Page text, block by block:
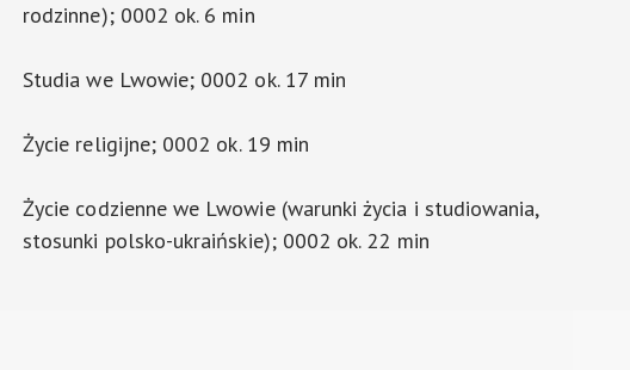
rodzinne); 0002 ok. 6 min
Studia we Lwowie; 0002 ok. 17 min
Życie religijne; 0002 ok. 19 min
Życie codzienne we Lwowie (warunki życia i studiowania,
stosunki polsko-ukraińskie); 0002 ok. 22 min